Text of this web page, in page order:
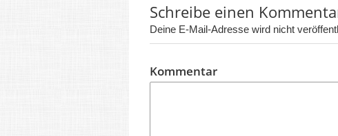
Schreibe einen
Deine E-Mail-Adresse wird nicht
Kommentar